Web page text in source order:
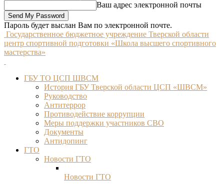
Ваш адрес электронной почты
Пароль будет выслан Вам по электронной почте.
Государственное бюджетное учреждение Тверской области
центр спортивной подготовки «Школа высшего спортивного
мастерства»
ГБУ ТО ЦСП ШВСМ
История ГБУ Тверской области ЦСП «ШВСМ»
Руководство
Антитеррор
Противодействие коррупции
Меры поддержки участников СВО
Документы
Антидопинг
ГТО
Новости ГТО
Новости ГТО